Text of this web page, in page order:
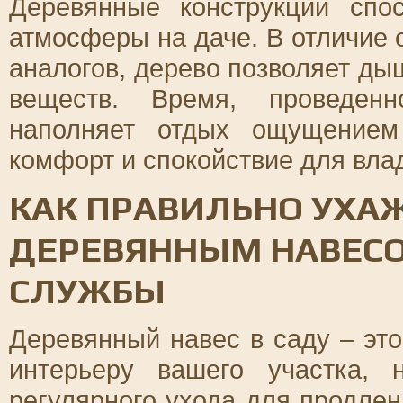
Деревянные конструкции
атмосферы на даче. В отличие
аналогов, дерево позволяет
веществ. Время,
наполняет отдых
комфорт и спокойствие для
КАК ПРАВИЛЬНО
ДЕРЕВЯННЫМ
СЛУЖБЫ
Деревянный навес в саду –
интерьеру вашего